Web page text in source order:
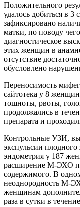
Положительного
удалось добиться в
зафиксировано
матки, по поводу
диагностическое
этих женщин в
отсутствие
обусловлено
Переносимость
сайтотека у 8
тошноты, рвоты,
продолжались в
препарата и
Контрольные УЗИ,
экспульсии
эндометрия у 187
расширение М-ЭХО
содержимого. В
неоднородность М-
женщинам
раза в сутки в